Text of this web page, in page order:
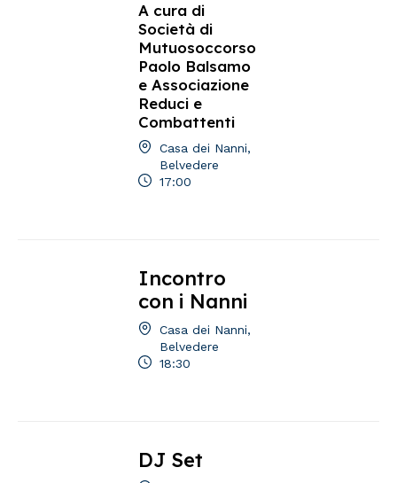
A cura di
Società di
Mutuosoccorso
Paolo Balsamo
e Associazione
Reduci e
Combattenti
Casa dei Nanni,
Belvedere
17:00
Incontro
con i Nanni
Casa dei Nanni,
Belvedere
18:30
DJ Set